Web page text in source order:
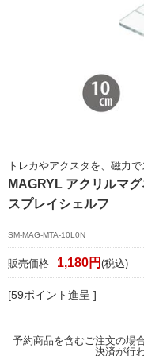
定商取引法に基づく表記
トレカやアクスタを、磁力
MAGRYL アクリルマ
スプレイシェルフ
SM-MAG-MTA-10L0N
販売価格 1,180円 (税込)
[59ポイント進呈 ]
予約商品を含むご注文の場
決済が行